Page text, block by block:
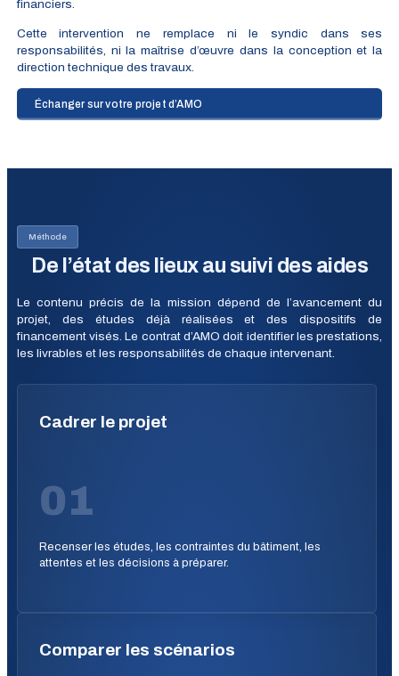
financiers.
Cette intervention ne remplace ni le syndic dans ses
responsabilités, ni la maîtrise d’œuvre dans la conception et la
direction technique des travaux.
Échanger sur votre projet d’AMO
Méthode
De l’état des lieux au suivi des aides
Le contenu précis de la mission dépend de l’avancement du
projet, des études déjà réalisées et des dispositifs de
financement visés. Le contrat d’AMO doit identifier les prestations,
les livrables et les responsabilités de chaque intervenant.
Cadrer le projet
01
Recenser les études, les contraintes du bâtiment, les
attentes et les décisions à préparer.
Comparer les scénarios